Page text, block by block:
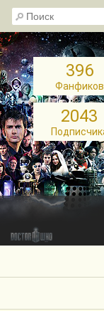
396
Фанфиков
2043